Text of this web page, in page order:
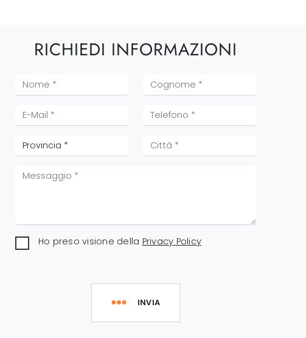
RICHIEDI INFORMAZIONI
Ho preso visione della Privacy Policy
INVIA